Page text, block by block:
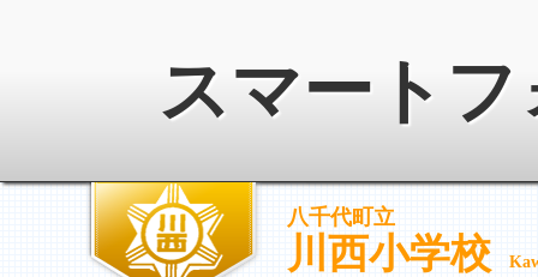
スマート
八千代町立
川西小学校